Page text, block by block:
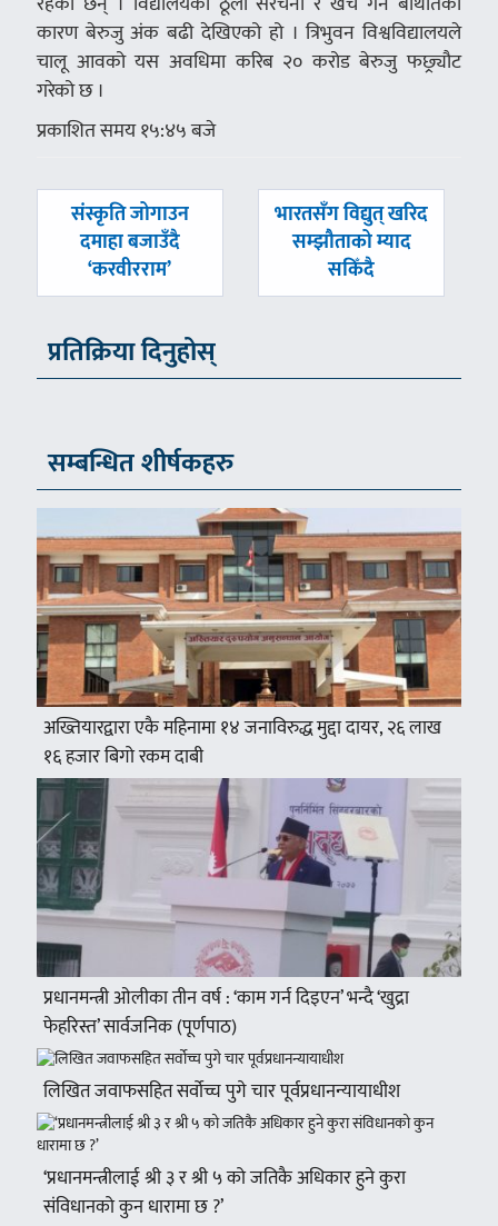
कारण बेरुजु अंक बढी देखिएको हो । त्रिभुवन विश्वविद्यालयले
चालू आवको यस अवधिमा करिब २० करोड बेरुजु फछ्र्यौट
गरेको छ ।
प्रकाशित समय १५:४५ बजे
पछिल्लाे
संस्कृति जोगाउन
दमाहा बजाउँदै
‘करवीरराम’
अघिल्लाे
भारतसँग विद्युत् खरिद
सम्झौताको म्याद
सकिँदै
प्रतिक्रिया दिनुहोस्
सम्बन्धित शीर्षकहरु
अख्तियारद्वारा एकै महिनामा १४ जनाविरुद्ध मुद्दा दायर, २६ लाख
१६ हजार बिगो रकम दाबी
प्रधानमन्त्री ओलीका तीन वर्ष : ‘काम गर्न दिइएन’ भन्दै ‘खुद्रा
फेहरिस्त’ सार्वजनिक (पूर्णपाठ)
लिखित जवाफसहित सर्वोच्च पुगे चार पूर्वप्रधानन्यायाधीश
‘प्रधानमन्त्रीलाई श्री ३ र श्री ५ को जतिकै अधिकार हुने कुरा
संविधानको कुन धारामा छ ?’